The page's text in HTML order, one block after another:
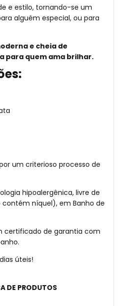
e estilo, tornando-se um
alguém especial, ou para
e cheia de
para quem ama brilhar.
um criterioso processo de
hipoalergênica, livre de
níquel), em Banho de
certificado de garantia com
úteis!
DE PRODUTOS